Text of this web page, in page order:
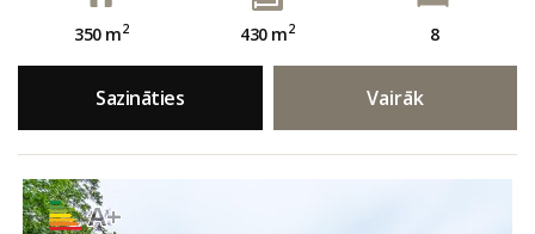
350 m2 430 m2 8
Sazināties Vairāk
A+